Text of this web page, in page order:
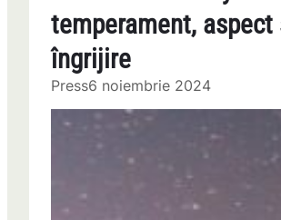
temperament, aspect
îngrijire
Press6 noiembrie 2024